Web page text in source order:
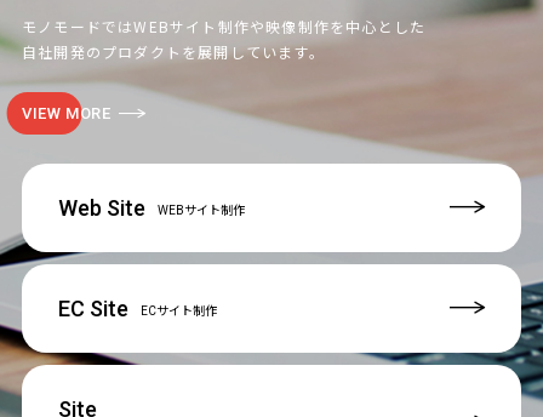
モノモードではWEBサイト制作や映像制作を中心とした
自社開発のプロダクトを展開しています。
VIEW MORE
Web Site WEBサイト制作
EC Site ECサイト制作
Site